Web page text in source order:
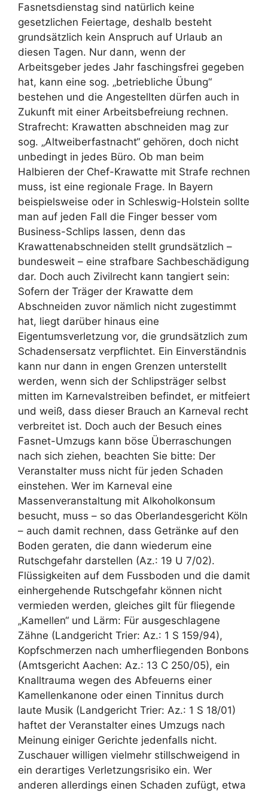
Fasnetsdienstag sind natürlich keine
gesetzlichen Feiertage, deshalb besteht
grundsätzlich kein Anspruch auf Urlaub an
diesen Tagen. Nur dann, wenn der
Arbeitsgeber jedes Jahr faschingsfrei gegeben
hat, kann eine sog. „betriebliche Übung“
bestehen und die Angestellten dürfen auch in
Zukunft mit einer Arbeitsbefreiung rechnen.
Strafrecht: Krawatten abschneiden mag zur
sog. „Altweiberfastnacht“ gehören, doch nicht
unbedingt in jedes Büro. Ob man beim
Halbieren der Chef-Krawatte mit Strafe rechnen
muss, ist eine regionale Frage. In Bayern
beispielsweise oder in Schleswig-Holstein sollte
man auf jeden Fall die Finger besser vom
Business-Schlips lassen, denn das
Krawattenabschneiden stellt grundsätzlich –
bundesweit – eine strafbare Sachbeschädigung
dar. Doch auch Zivilrecht kann tangiert sein:
Sofern der Träger der Krawatte dem
Abschneiden zuvor nämlich nicht zugestimmt
hat, liegt darüber hinaus eine
Eigentumsverletzung vor, die grundsätzlich zum
Schadensersatz verpflichtet. Ein Einverständnis
kann nur dann in engen Grenzen unterstellt
werden, wenn sich der Schlipsträger selbst
mitten im Karnevalstreiben befindet, er mitfeiert
und weiß, dass dieser Brauch an Karneval recht
verbreitet ist. Doch auch der Besuch eines
Fasnet-Umzugs kann böse Überraschungen
nach sich ziehen, beachten Sie bitte: Der
Veranstalter muss nicht für jeden Schaden
einstehen. Wer im Karneval eine
Massenveranstaltung mit Alkoholkonsum
besucht, muss – so das Oberlandesgericht Köln
– auch damit rechnen, dass Getränke auf den
Boden geraten, die dann wiederum eine
Rutschgefahr darstellen (Az.: 19 U 7/02).
Flüssigkeiten auf dem Fussboden und die damit
einhergehende Rutschgefahr können nicht
vermieden werden, gleiches gilt für fliegende
„Kamellen“ und Lärm: Für ausgeschlagene
Zähne (Landgericht Trier: Az.: 1 S 159/94),
Kopfschmerzen nach umherfliegenden Bonbons
(Amtsgericht Aachen: Az.: 13 C 250/05), ein
Knalltrauma wegen des Abfeuerns einer
Kamellenkanone oder einen Tinnitus durch
laute Musik (Landgericht Trier: Az.: 1 S 18/01)
haftet der Veranstalter eines Umzugs nach
Meinung einiger Gerichte jedenfalls nicht.
Zuschauer willigen vielmehr stillschweigend in
ein derartiges Verletzungsrisiko ein. Wer
anderen allerdings einen Schaden zufügt, etwa